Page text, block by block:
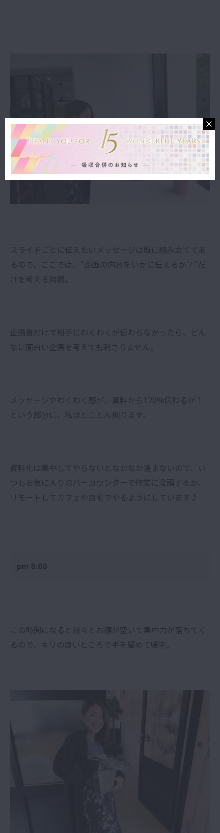
スライドごとに伝えたいメッセージは既に組み立ててあ
るので、ここでは、”企画の内容をいかに伝えるか？”だ
けを考える時間。
企画書だけで相手にわくわくが伝わらなかったら、どん
なに面白い企画を考えても刺さりません。
メッセージやわくわく感が、資料から120%伝わるか！
という部分に、私はとことん拘ります。
資料化は集中してやらないとなかなか進まないので、い
つもお気に入りのバーカウンターで作業に没頭するか、
リモートしてカフェや自宅でやるようにしています♪
pm 6:00
この時間になると段々とお腹が空いて集中力が落ちてく
るので、キリの良いところで手を留めて帰宅。